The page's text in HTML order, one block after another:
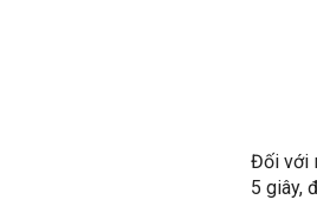
Đối với
5 giây,